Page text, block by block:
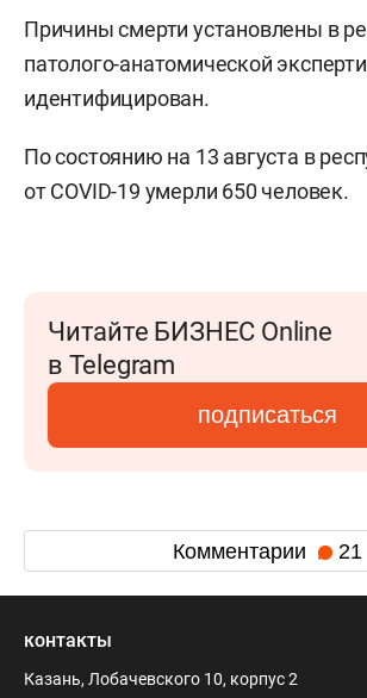
Причины смерти установлены в
патолого-анатомической
идентифицирован.
По состоянию на 13 августа в
от COVID-19 умерли 650 человек.
Читайте БИЗНЕС Online
в Telegram
подписаться
Комментарии 21
контакты
Казань, Лобачевского 10, корпус 2